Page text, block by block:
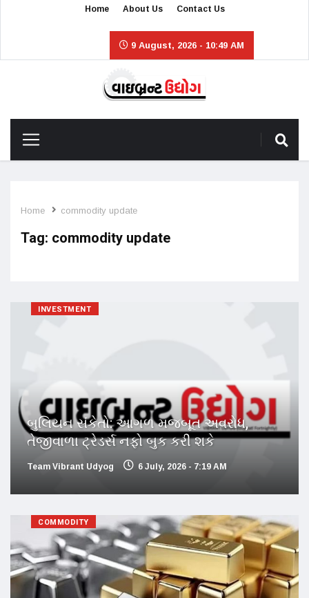
Home About Us Contact Us
9 August, 2026 - 10:49 AM
Home commodity update
Tag: commodity update
INVESTMENT
બુલિયન સંકેતો: આગળ મજબૂત અવરોધ,
તેજીવાળા ટ્રેડર્સ નફો બુક કરી શકે
Team Vibrant Udyog 6 July, 2026 - 7:19 AM
COMMODITY